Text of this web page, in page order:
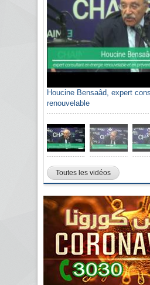
Houcine Bensaâd, expert
renouvelable
Toutes les vidéos